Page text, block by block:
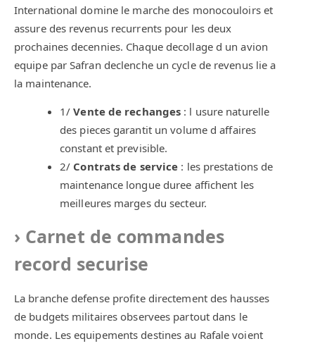
International domine le marche des monocouloirs et
assure des revenus recurrents pour les deux
prochaines decennies. Chaque decollage d un avion
equipe par Safran declenche un cycle de revenus lie a
la maintenance.
1/Vente de rechanges : l usure naturelle
des pieces garantit un volume d affaires
constant et previsible.
2/ Contrats de service : les prestations de
maintenance longue duree affichent les
meilleures marges du secteur.
Carnet de commandes
record securise
La branche defense profite directement des hausses
de budgets militaires observees partout dans le
monde. Les equipements destines au Rafale voient